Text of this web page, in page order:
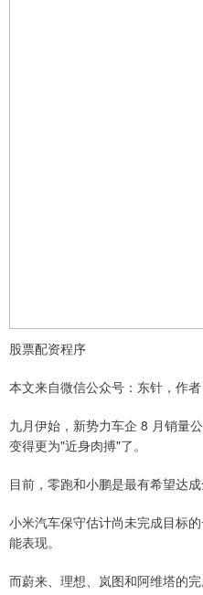
股票配资程序
本文来自微信公众号：东针，作
九月伊始，新势力车企 8 月销量
变得更为"近身肉搏"了。
目前，零跑和小鹏是最有希望达成
小米汽车保守估计尚未完成目标
能表现。
而蔚来、理想、岚图和阿维塔的完